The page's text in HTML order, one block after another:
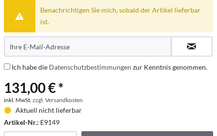
Benachrichtigen Sie mich, sobald der Artikel lieferbar
ist.
Ich habe die Datenschutzbestimmungen zur Kenntnis genommen.
131,00 € *
inkl. MwSt. zzgl. Versandkosten
Aktuell nicht lieferbar
Artikel-Nr.: E9149